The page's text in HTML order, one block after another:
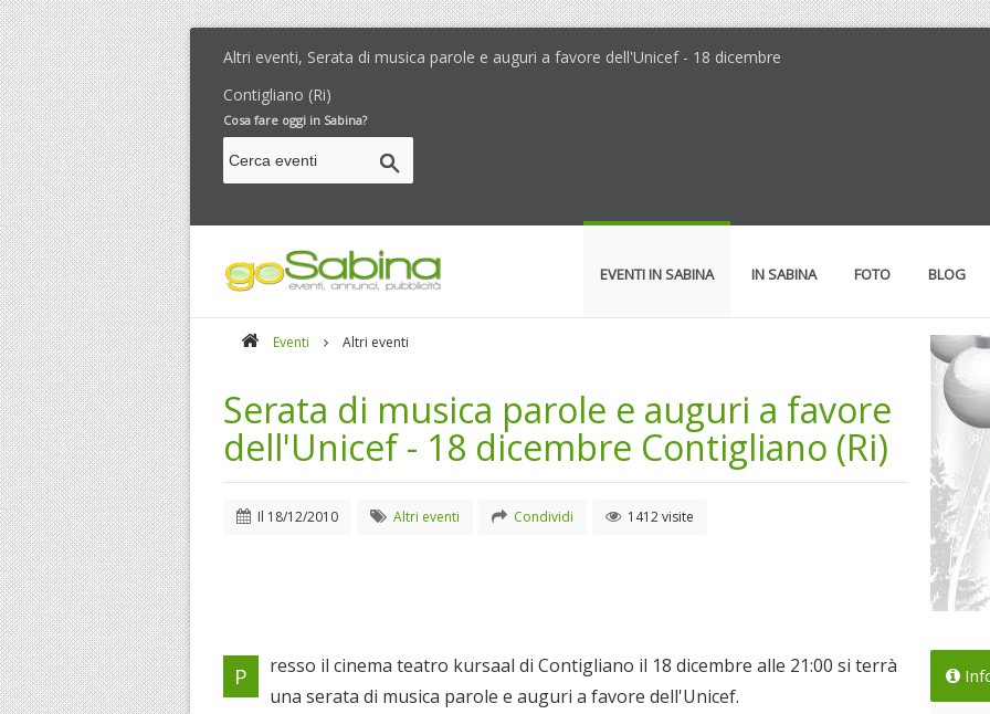
Altri eventi, Serata di musica parole e auguri a favore dell'Unicef - 18 dicembre
Contigliano (Ri)
Cosa fare oggi in Sabina?
EVENTI IN SABINA IN SABINA FOTO BLOG
Eventi Altri eventi
Serata di musica parole e auguri a favore
dell'Unicef - 18 dicembre Contigliano (Ri)
Il 18/12/2010 Altri eventi Condividi 1412 visite
Il
P
resso il cinema teatro kursaal di Contigliano il 18 dicembre alle 21:00 si terrà
una serata di musica parole e auguri a favore dell'Unicef.